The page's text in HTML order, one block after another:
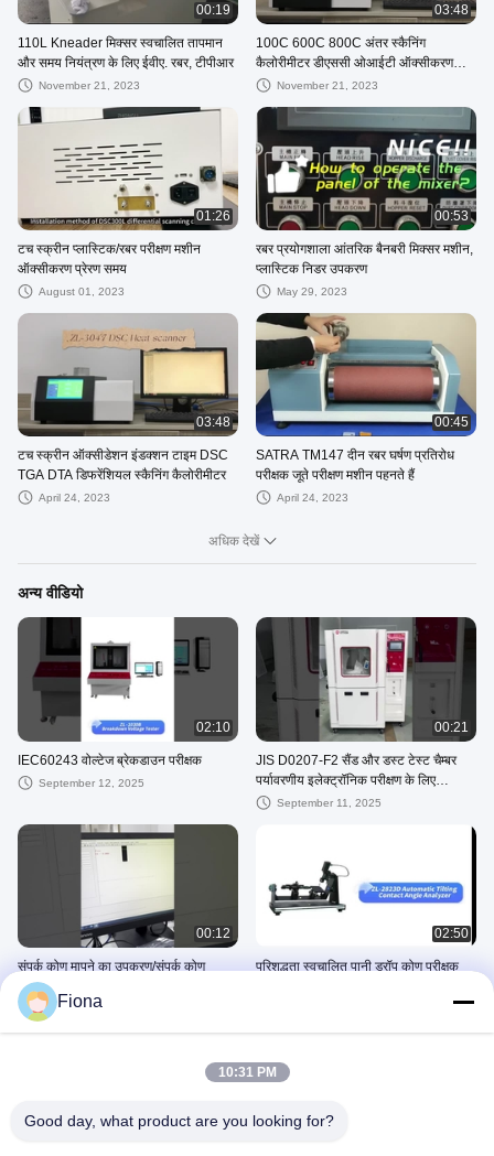
00:19
110L Kneader मिक्सर स्वचालित तापमान
और समय नियंत्रण के लिए ईवीए. रबर, टीपीआर
November 21, 2023
03:48
100C 600C 800C अंतर स्कैनिंग
कैलोरीमीटर डीएससी ओआईटी ऑक्सीकरण
स्थिरता विश्लेषण उपकरण
November 21, 2023
01:26
टच स्क्रीन प्लास्टिक/रबर परीक्षण मशीन
ऑक्सीकरण प्रेरण समय
August 01, 2023
00:53
रबर प्रयोगशाला आंतरिक बैनबरी मिक्सर मशीन,
प्लास्टिक निडर उपकरण
May 29, 2023
03:48
टच स्क्रीन ऑक्सीडेशन इंडक्शन टाइम DSC
TGA DTA डिफरेंशियल स्कैनिंग कैलोरीमीटर
April 24, 2023
00:45
SATRA TM147 दीन रबर घर्षण प्रतिरोध
परीक्षक जूते परीक्षण मशीन पहनते हैं
April 24, 2023
अधिक देखें
अन्य वीडियो
02:10
IEC60243 वोल्टेज ब्रेकडाउन परीक्षक
September 12, 2025
00:21
JIS D0207-F2 सैंड और डस्ट टेस्ट चैम्बर
पर्यावरणीय इलेक्ट्रॉनिक परीक्षण के लिए
सिम्युलेटेड
September 11, 2025
00:12
संपर्क कोण मापने का उपकरण/संपर्क कोण
गोनियोमीटर/संपर्क कोण मापन
August 09, 2025
02:50
परिशुद्धता स्वचालित पानी ड्रॉप कोण परीक्षक
Fiona
10:31 PM
Good day, what product are you looking for?